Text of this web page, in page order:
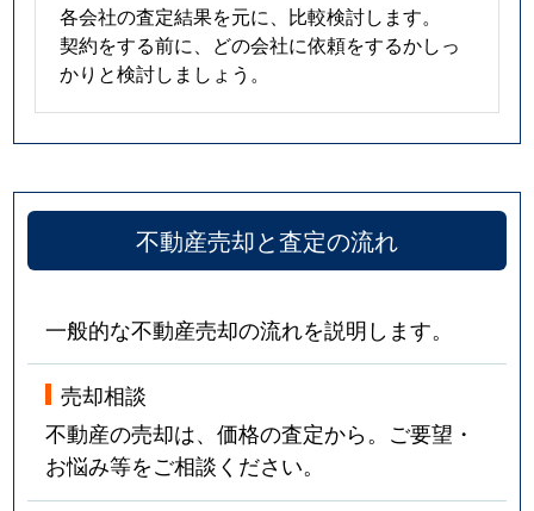
各会社の査定結果を元に、比較検討します。
契約をする前に、どの会社に依頼をするかしっ
かりと検討しましょう。
不動産売却と査定の流れ
一般的な不動産売却の流れを説明します。
売却相談
不動産の売却は、価格の査定から。ご要望・
お悩み等をご相談ください。